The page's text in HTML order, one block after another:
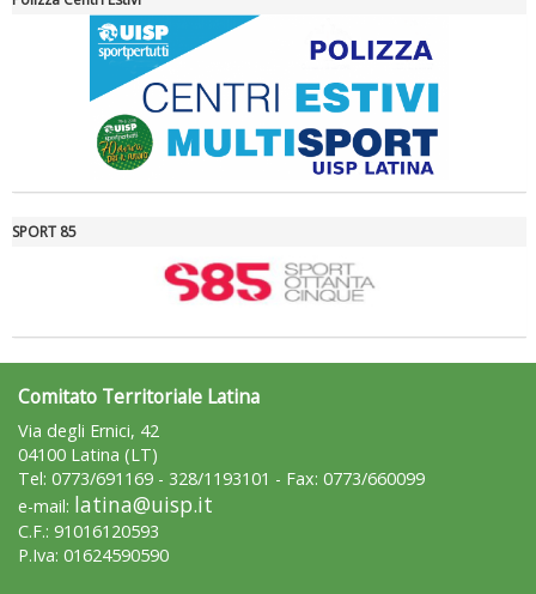
Ddl Lobby, Uisp: “Il Parlamento valorizzi le nostre specificità"
SPORT 85
Comitato Territoriale Latina
Via degli Ernici, 42
04100 Latina (LT)
Tel: 0773/691169 - 328/1193101 - Fax: 0773/660099
e-mail: latina@uisp.it
C.F.: 91016120593
P.Iva: 01624590590